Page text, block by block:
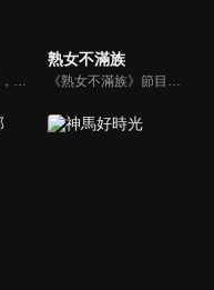
熟女不滿族